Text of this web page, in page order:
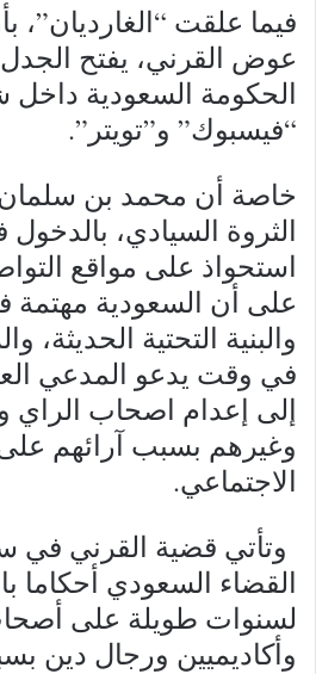
فيما علقت “الغارديان”،
عوض القرني، يفتح
الحكومة السعودية
“فيسبوك” و”تويتر”.
خاصة أن محمد بن
الثروة السيادي،
استحواذ على مواقع
على أن السعودية مهتمة
والبنية التحتية الحديثة،
في وقت يدعو المدعي
إلى إعدام اصحاب الراي
وغيرهم بسبب آرائهم
الاجتماعي.
وتأتي قضية القرني في
القضاء السعودي أحكاما
لسنوات طويلة على
وأكاديميين ورجال دين